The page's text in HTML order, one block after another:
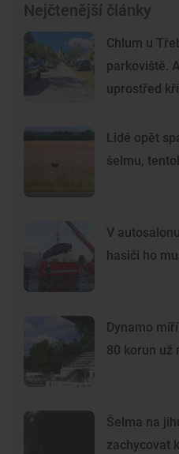
Nejčtenější články
Chlum u
parkoviště.
uprostřed
Lidé opět
šelmu,
V
hasiči ho
Dynamo
80 korun už
Šelma na
zachycovat